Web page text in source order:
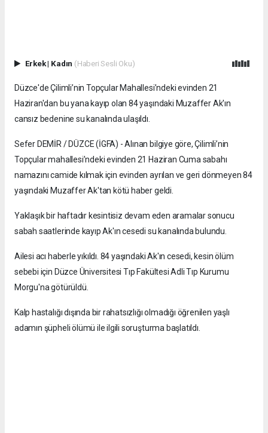
Erkek| Kadın (Haberi Sesli Oku)
Düzce'de Çilimli’nin Topçular Mahallesi’ndeki evinden 21
Haziran'dan bu yana kayıp olan 84 yaşındaki Muzaffer Ak'ın
cansız bedenine su kanalında ulaşıldı.
Sefer DEMİR / DÜZCE (İGFA) - Alınan bilgiye göre, Çilimli’nin
Topçular mahallesi’ndeki evinden 21 Haziran Cuma sabahı
namazını camide kılmak için evinden ayrılan ve geri dönmeyen 84
yaşındaki Muzaffer Ak'tan kötü haber geldi.
Yaklaşık bir haftadır kesintisiz devam eden aramalar sonucu
sabah saatlerinde kayıp Ak'ın cesedi su kanalında bulundu.
Ailesi acı haberle yıkıldı. 84 yaşındaki Ak'ın cesedi, kesin ölüm
sebebi için Düzce Üniversitesi Tıp Fakültesi Adli Tıp Kurumu
Morgu'na götürüldü.
Kalp hastalığı dışında bir rahatsızlığı olmadığı öğrenilen yaşlı
adamın şüpheli ölümü ile ilgili soruşturma başlatıldı.